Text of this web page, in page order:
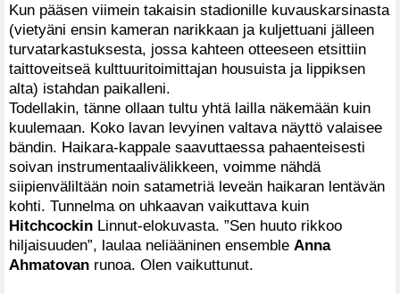
Kun pääsen viimein takaisin stadionille kuvauskarsinasta
(vietyäni ensin kameran narikkaan ja kuljettuani jälleen
turvatarkastuksesta, jossa kahteen otteeseen etsittiin
taittoveitseä kulttuuritoimittajan housuista ja lippiksen
alta) istahdan paikalleni.
Todellakin, tänne ollaan tultu yhtä lailla näkemään kuin
kuulemaan. Koko lavan levyinen valtava näyttö valaisee
bändin. Haikara-kappale saavuttaessa pahaenteisesti
soivan instrumentaalivälikkeen, voimme nähdä
siipienväliltään noin satametriä leveän haikaran lentävän
kohti. Tunnelma on uhkaavan vaikuttava kuin
Hitchcockin Linnut-elokuvasta. ”Sen huuto rikkoo
hiljaisuuden”, laulaa neliääninen ensemble Anna
Ahmatovan runoa. Olen vaikuttunut.